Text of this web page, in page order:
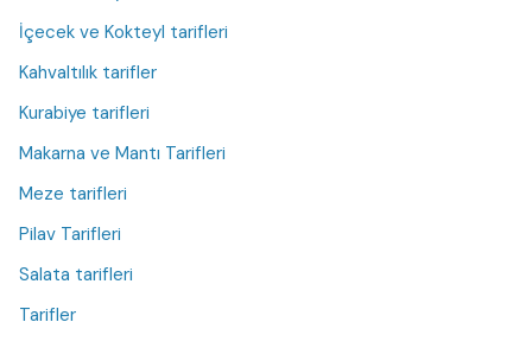
İçecek ve Kokteyl tarifleri
Kahvaltılık tarifler
Kurabiye tarifleri
Makarna ve Mantı Tarifleri
Meze tarifleri
Pilav Tarifleri
Salata tarifleri
Tarifler